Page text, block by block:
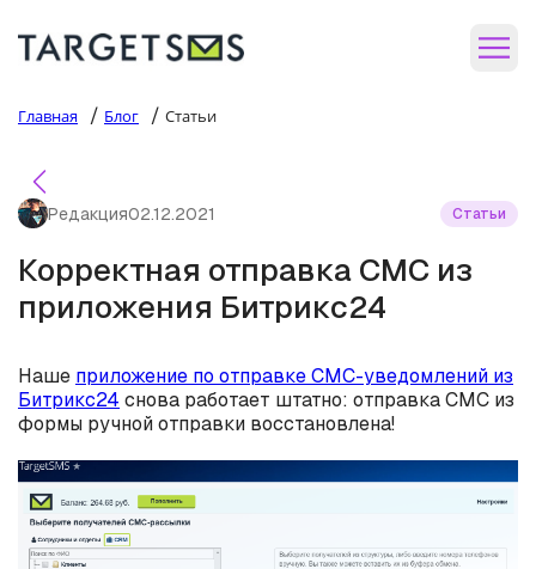
Главная / Блог / Статьи
Редакция02.12.2021 Статьи
Корректная отправка СМС из
приложения Битрикс24
Наше приложение по отправке СМС-уведомлений из
Битрикс24 снова работает штатно: отправка СМС из
формы ручной отправки восстановлена!